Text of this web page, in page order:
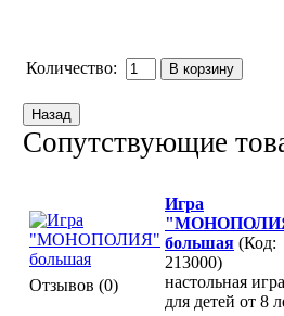
Количество:
Сопутствующие
Отзывов (0)
Игра
большая (Код:
213000)
настольная игра
для детей от 8